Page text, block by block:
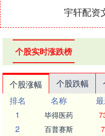
宇轩配资
个股实时涨跌榜
个股涨幅 个股跌幅
排名
名称
1
毕得医药
2 百普赛斯